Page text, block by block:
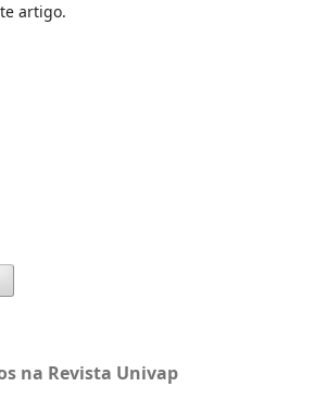
artigo.
na Revista Univap